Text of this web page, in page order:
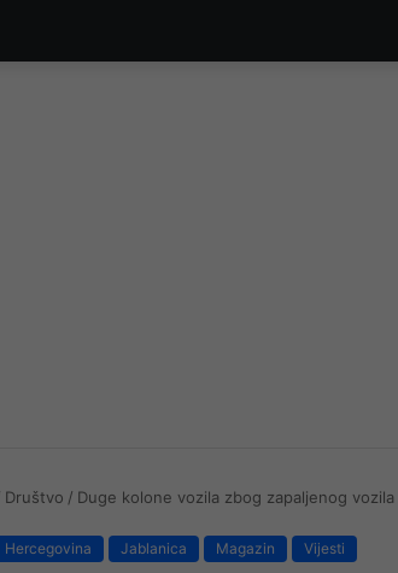
Društvo / Duge kolone vozila zbog zapaljenog
Hercegovina Jablanica Magazin Vijesti